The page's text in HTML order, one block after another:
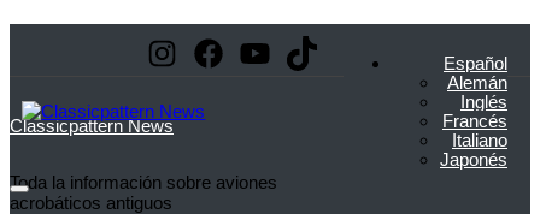
Español
Alemán
Inglés
Francés
Italiano
Japonés
Instagram
Facebook
YouTube
TikTok
Classicpattern News
Toda la información sobre aviones
acrobáticos antiguos